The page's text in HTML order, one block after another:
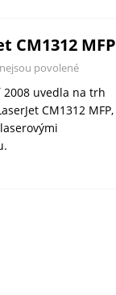
CM1312 MFP
povolené
uvedla na trh
CM1312 MFP,